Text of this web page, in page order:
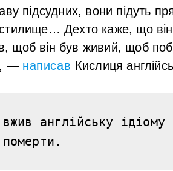
підсудних, вони підуть
Дехто каже, що він
щоб він був живий, щоб
— написав Кислиця
вжив англійську